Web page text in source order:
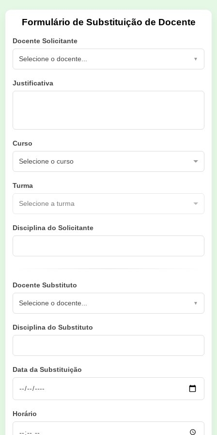
Formulário de Substituição de Docente
Docente Solicitante
Selecione o docente... ▼
Justificativa
Curso
Turma
Disciplina do Solicitante
Docente Substituto
Selecione o docente... ▼
Disciplina do Substituto
Data da Substituição
Horário